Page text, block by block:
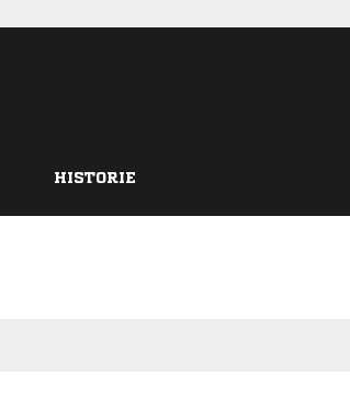
HISTORIE